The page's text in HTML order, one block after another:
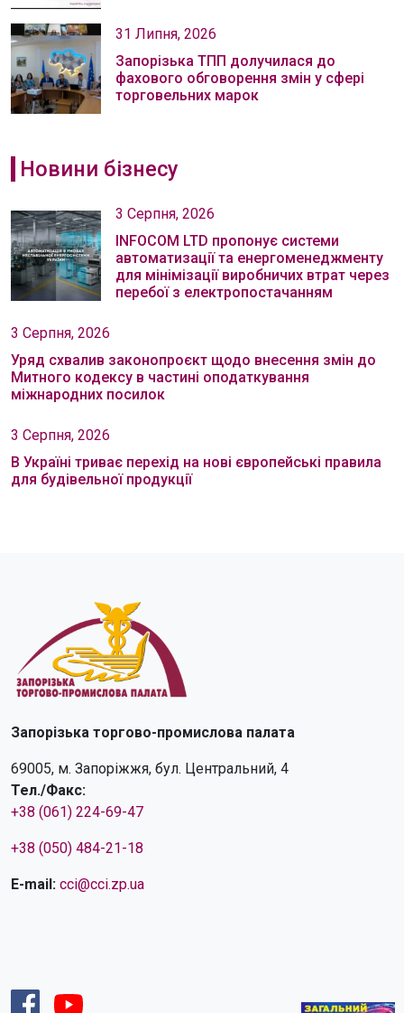
31 Липня, 2026
Запорізька ТПП долучилася до
фахового обговорення змін у сфері
торговельних марок
Новини бізнесу
3 Серпня, 2026
INFOCOM LTD пропонує системи
автоматизації та енергоменеджменту
для мінімізації виробничих втрат через
перебої з електропостачанням
3 Серпня, 2026
Уряд схвалив законопроєкт щодо внесення змін до
Митного кодексу в частині оподаткування
міжнародних посилок
3 Серпня, 2026
В Україні триває перехід на нові європейські правила
для будівельної продукції
Запорізька торгово-промислова палата
69005, м. Запоріжжя, бул. Центральний, 4
Тел./Факс:
+38 (061) 224-69-47
+38 (050) 484-21-18
E-mail: cci@cci.zp.ua